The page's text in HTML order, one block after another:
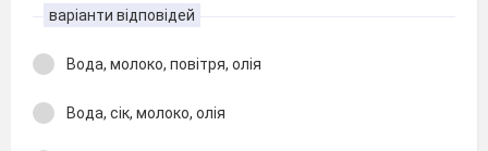
варіанти відповідей
Вода, молоко, повітря, олія
Вода, сік, молоко, олія